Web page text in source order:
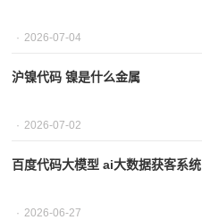
2026-07-04
沪镍代码 镍是什么金属
2026-07-02
百度代码大模型 ai大数据获客系统
2026-06-27